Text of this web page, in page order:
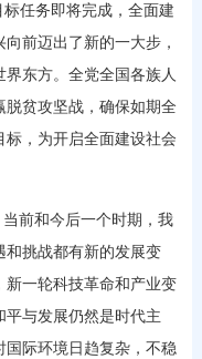
任务即将完成，全面建
前迈出了新的一大步，
东方。全党全国各族人
脱贫攻坚战，确保如期全
，为开启全面建设社会
前和今后一个时期，我
和挑战都有新的发展变
新一轮科技革命和产业变
与发展仍然是时代主
际环境日趋复杂，不稳